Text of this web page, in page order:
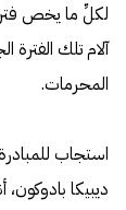
لكلِّ ما يخص
آلام تلك
المحرمات.
استجاب
ديبيكا بادوكون،